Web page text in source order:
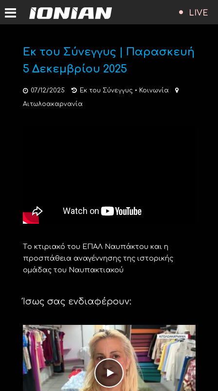
LIVE
Εκ του Σύνεγγυς | Παρασκευή
5 Δεκεμβρίου 2025
07/12/2025 Εκ του Σύνεγγυς • Κοινωνία
Αιτωλοακαρνανία
Tο κτιριακό του ΕΠΑΛ Ναυπάκτου και η
προσπάθεια αναγέννησης της ιστορικής
ομάδας του Ναυπακτιακού
Ίσως σας ενδιαφέρουν: